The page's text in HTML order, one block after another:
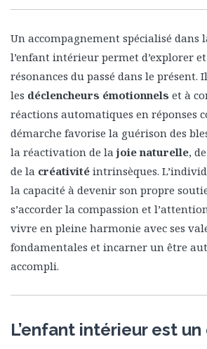
Un accompagnement spécialisé dans
l’enfant intérieur permet d’explorer
résonances du passé dans le
les déclencheurs émotionnels et à
réactions automatiques en réponses
démarche favorise la guérison des
la réactivation de lajoie naturelle,
de la créativité intrinsèques.
la capacité à devenir son propre
s’accorder la compassion et
vivre en pleine harmonie avec ses
fondamentales et incarner un être
accompli.
L’enfant intérieur est